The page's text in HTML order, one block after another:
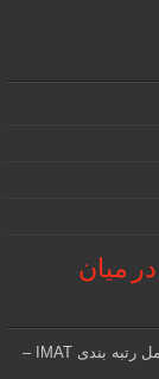
میان
نحوه رتبه بندی داوطلبان در آزمون آیمت ایتالیا؛ قوانین کامل رتبه بندی IMAT –